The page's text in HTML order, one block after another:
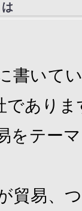
書いて
でありま
をテー
貿易、